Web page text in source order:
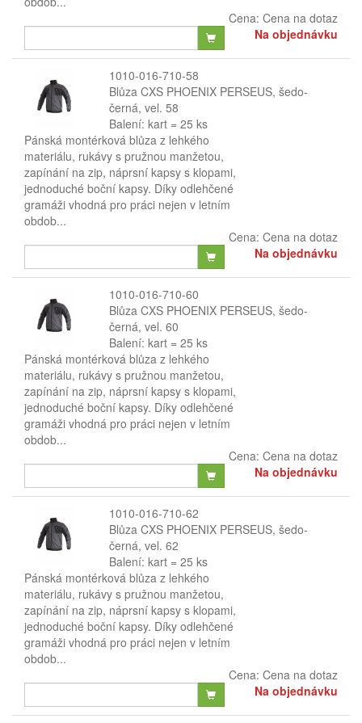
Cena: Cena na dotaz
Na objednávku
1010-016-710-58
Blůza CXS PHOENIX PERSEUS, šedo-
černá, vel. 58
Balení: kart = 25 ks
Pánská montérková blůza z lehkého
materiálu, rukávy s pružnou manžetou,
zapínání na zip, náprsní kapsy s klopami,
jednoduché boční kapsy. Díky odlehčené
gramáži vhodná pro práci nejen v letním
obdob...
Cena: Cena na dotaz
Na objednávku
1010-016-710-60
Blůza CXS PHOENIX PERSEUS, šedo-
černá, vel. 60
Balení: kart = 25 ks
Pánská montérková blůza z lehkého
materiálu, rukávy s pružnou manžetou,
zapínání na zip, náprsní kapsy s klopami,
jednoduché boční kapsy. Díky odlehčené
gramáži vhodná pro práci nejen v letním
obdob...
Cena: Cena na dotaz
Na objednávku
1010-016-710-62
Blůza CXS PHOENIX PERSEUS, šedo-
černá, vel. 62
Balení: kart = 25 ks
Pánská montérková blůza z lehkého
materiálu, rukávy s pružnou manžetou,
zapínání na zip, náprsní kapsy s klopami,
jednoduché boční kapsy. Díky odlehčené
gramáži vhodná pro práci nejen v letním
obdob...
Cena: Cena na dotaz
Na objednávku